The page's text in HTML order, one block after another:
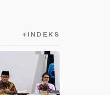
+INDEKS